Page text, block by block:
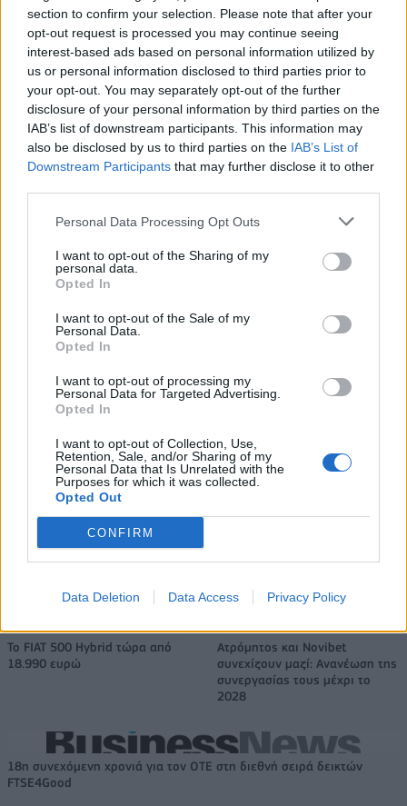
section to confirm your selection. Please note that after your
opt-out request is processed you may continue seeing
interest-based ads based on personal information utilized by
us or personal information disclosed to third parties prior to
your opt-out. You may separately opt-out of the further
disclosure of your personal information by third parties on the
IAB’s list of downstream participants. This information may
also be disclosed by us to third parties on the IAB’s List of
Downstream Participants that may further disclose it to other
Personal Data Processing Opt Outs
I want to opt-out of the Sharing of my
personal data.
Opted In
I want to opt-out of the Sale of my
Personal Data.
Opted In
I want to opt-out of processing my
Personal Data for Targeted Advertising.
Opted In
I want to opt-out of Collection, Use,
Retention, Sale, and/or Sharing of my
Personal Data that Is Unrelated with the
Purposes for which it was collected.
Opted Out
CONFIRM
Data Deletion Data Access Privacy Policy
πρόγραμμα στήριξης- Κάλυψη εισφορών ΕΔΟΕΑΠ
Η Toyota φέρνει νέα γενιά
μπαταριών για τα υβριδικά της
Σε κινεζική… πολιορκία η
ευρωπαϊκή
αυτοκινητοβιομηχανία
Νέο Audi A2 e-tron με στόχο την κορυφή της αποδοτικότητας
από τη ζωή στα 86 του ο
θρύλος του NBA
διέλυσαν με 111-71 τους Λας
Χρηματιστήριο Αθηνών: Εβδομαδιαία άνοδος 1,76%, κέρδη 23,31%
Ελληνική Αναπτυξιακή Τράπεζα:
Με «προίκα» 2 δισ. ευρώ
ανοίγει δρόμο για δάνεια έως 5
δισ. σε μικρομεσαίες
Υπ. Μεταφορών: Οριστική λύση
στο ζήτημα των πινακίδων
κυκλοφορίας - Τέλος στις
Το FIAT 500 Hybrid τώρα από
18.990 ευρώ
Ατρόμητος και Novibet
συνεχίζουν μαζί: Ανανέωση της
συνεργασίας τους μέχρι το
2028
18η συνεχόμενη χρονιά για τον ΟΤΕ στη διεθνή σειρά δεικτών
FTSE4Good